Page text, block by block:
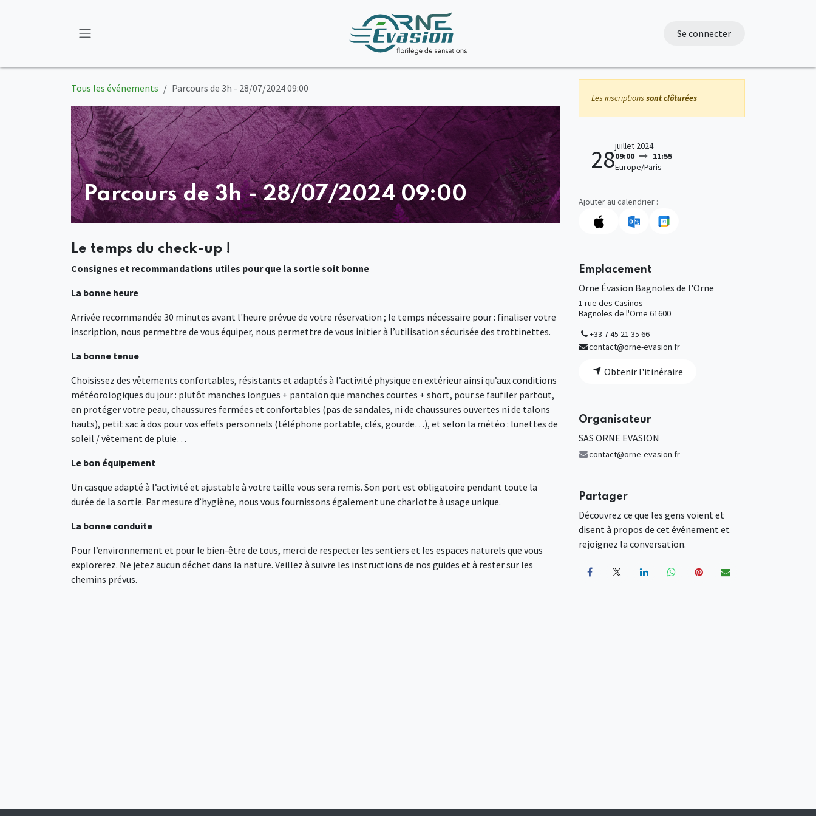
Se connecter
Tous les événements Parcours de 3h - 28/07/2024 09:00
Parcours de 3h - 28/07/2024 09:00
Le temps du check-up !
Consignes et recommandations utiles pour que la sortie soit bonne
La bonne heure
Arrivée recommandée 30 minutes avant l'heure prévue de votre réservation ; le temps nécessaire pour : finaliser votre
inscription, nous permettre de vous équiper, nous permettre de vous initier à l’utilisation sécurisée des trottinettes.
La bonne tenue
Choisissez des vêtements confortables, résistants et adaptés à l’activité physique en extérieur ainsi qu’aux conditions
météorologiques du jour : plutôt manches longues + pantalon que manches courtes + short, pour se faufiler partout,
en protéger votre peau, chaussures fermées et confortables (pas de sandales, ni de chaussures ouvertes ni de talons
hauts), petit sac à dos pour vos effets personnels (téléphone portable, clés, gourde…), et selon la météo : lunettes de
soleil / vêtement de pluie…
Le bon équipement
Un casque adapté à l’activité et ajustable à votre taille vous sera remis. Son port est obligatoire pendant toute la
durée de la sortie. Par mesure d’hygiène, nous vous fournissons également une charlotte à usage unique.
La bonne conduite
Pour l’environnement et pour le bien-être de tous, merci de respecter les sentiers et les espaces naturels que vous
explorerez. Ne jetez aucun déchet dans la nature. Veillez à suivre les instructions de nos guides et à rester sur les
chemins prévus.
Les inscriptions sont clôturées
28juillet 2024
09:00
11:55
Europe/Paris
Ajouter au calendrier :
Emplacement
Orne Évasion Bagnoles de l'Orne
1 rue des Casinos
Bagnoles de l'Orne 61600
+33 7 45 21 35 66
contact@orne-evasion.fr
Obtenir l'itinéraire
Organisateur
SAS ORNE EVASION
contact@orne-evasion.fr
Partager
Découvrez ce que les gens voient et
disent à propos de cet événement et
rejoignez la conversation.